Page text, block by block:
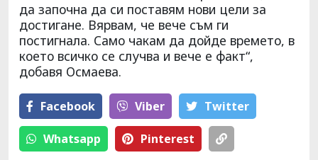
да започна да си поставям нови цели за
достигане. Вярвам, че вече съм ги
постигнала. Само чакам да дойде времето, в
което всичко се случва и вече е факт“,
добавя Осмаева.
Facebook Viber Тwitter
Whatsapp Pinterest